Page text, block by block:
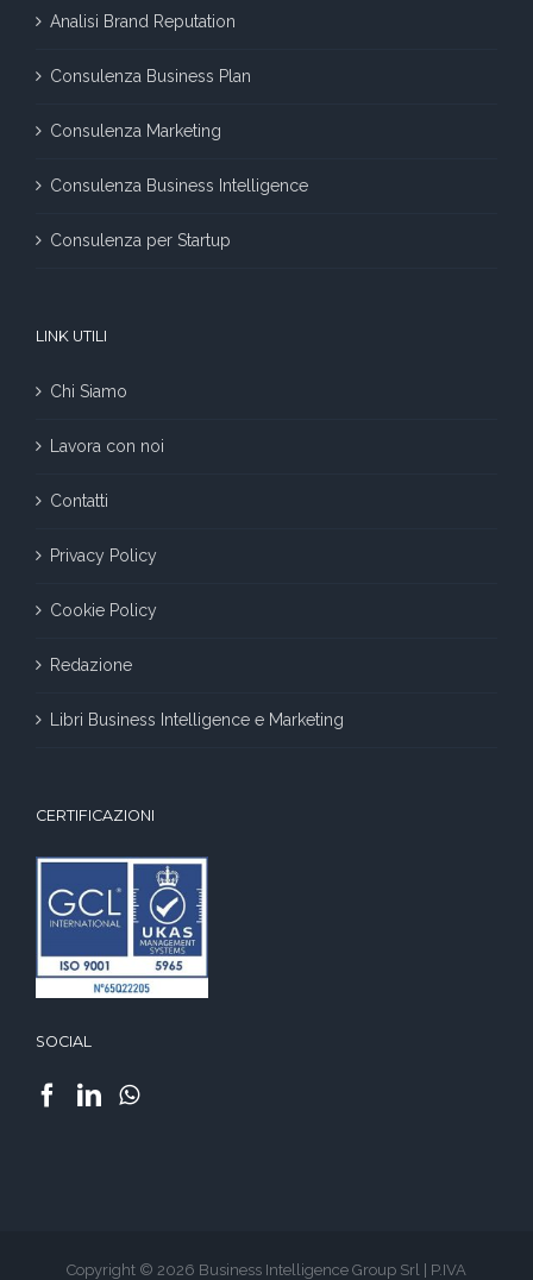
Analisi Brand Reputation
Consulenza Business Plan
Consulenza Marketing
Consulenza Business Intelligence
Consulenza per Startup
LINK UTILI
Chi Siamo
Lavora con noi
Contatti
Privacy Policy
Cookie Policy
Redazione
Libri Business Intelligence e Marketing
CERTIFICAZIONI
SOCIAL
Copyright © 2026 Business Intelligence Group Srl | P.IVA